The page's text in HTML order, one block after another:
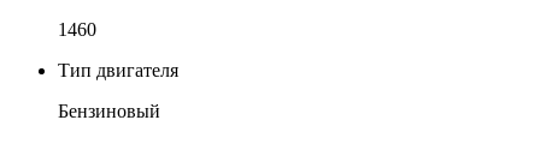
1460
Тип двигателя
Бензиновый